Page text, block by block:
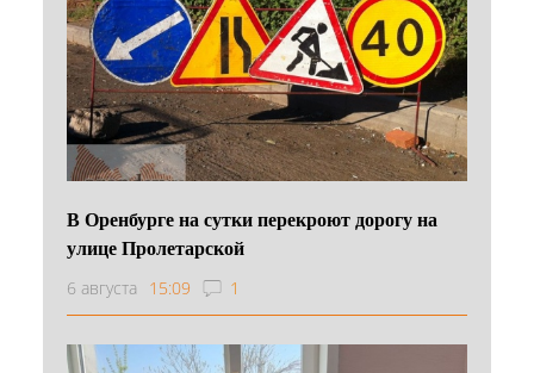
В Оренбурге на сутки перекроют дорогу на
улице Пролетарской
6 августа 15:09 1